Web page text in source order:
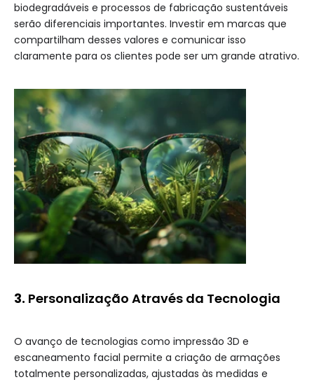
biodegradáveis e processos de fabricação sustentáveis
serão diferenciais importantes. Investir em marcas que
compartilham desses valores e comunicar isso
claramente para os clientes pode ser um grande atrativo.
3. Personalização Através da Tecnologia
O avanço de tecnologias como impressão 3D e
escaneamento facial permite a criação de armações
totalmente personalizadas, ajustadas às medidas e